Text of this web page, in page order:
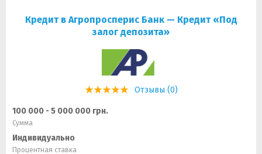
Кредит в Агропросперис Банк — Кредит «Под
залог депозита»
Отзывы (0)
100 000 - 5 000 000 грн.
Сумма
Индивидуально
Процентная ставка